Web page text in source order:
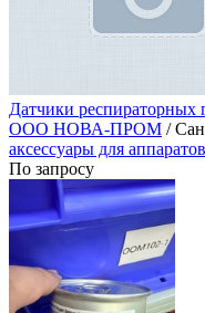
Датчики респираторных
ООО НОВА-ПРОМ /
аксессуары для
По запросу